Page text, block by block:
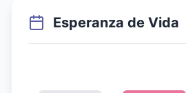
Esperanza de Vida